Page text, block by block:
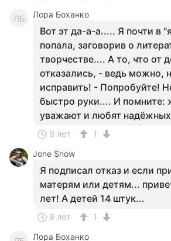
ЛБ Лора Боханко
Вот эт да-а-а..... Я почти в
попала, заговорив о
творчестве.... А то, что от
отказались, - ведь можно,
исправить! - Попробуйте!
быстро руки.... И
уважают и любят
9 лет
1
Jone Snow
Я подписал отказ и если
матерям или детям...
лет! А детей 14 штук...
9 лет 1
Лора Боханко